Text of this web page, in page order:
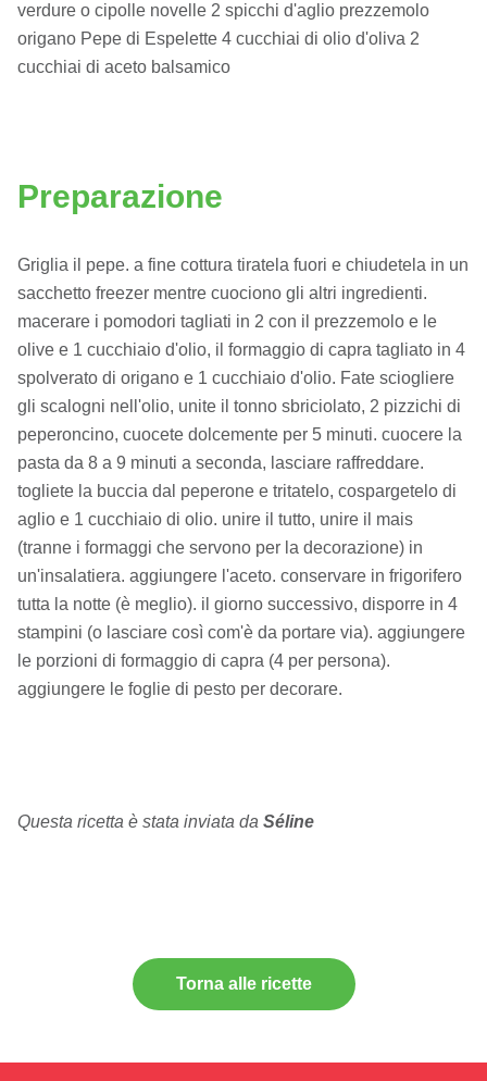
verdure o cipolle novelle 2 spicchi d'aglio prezzemolo
origano Pepe di Espelette 4 cucchiai di olio d'oliva 2
cucchiai di aceto balsamico
Preparazione
Griglia il pepe. a fine cottura tiratela fuori e chiudetela in un
sacchetto freezer mentre cuociono gli altri ingredienti.
macerare i pomodori tagliati in 2 con il prezzemolo e le
olive e 1 cucchiaio d'olio, il formaggio di capra tagliato in 4
spolverato di origano e 1 cucchiaio d'olio. Fate sciogliere
gli scalogni nell'olio, unite il tonno sbriciolato, 2 pizzichi di
peperoncino, cuocete dolcemente per 5 minuti. cuocere la
pasta da 8 a 9 minuti a seconda, lasciare raffreddare.
togliete la buccia dal peperone e tritatelo, cospargetelo di
aglio e 1 cucchiaio di olio. unire il tutto, unire il mais
(tranne i formaggi che servono per la decorazione) in
un'insalatiera. aggiungere l'aceto. conservare in frigorifero
tutta la notte (è meglio). il giorno successivo, disporre in 4
stampini (o lasciare così com'è da portare via). aggiungere
le porzioni di formaggio di capra (4 per persona).
aggiungere le foglie di pesto per decorare.
Questa ricetta è stata inviata da Séline
Torna alle ricette